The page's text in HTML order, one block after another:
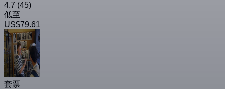
4.7 (45)
低至
US$79.61
套票